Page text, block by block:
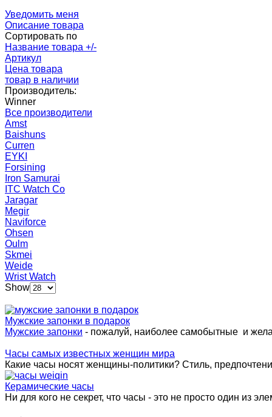
Уведомить меня
Описание товара
Сортировать по
Название товара +/-
Артикул
Цена товара
товар в наличии
Производитель:
Winner
Все производители
Amst
Baishuns
Curren
EYKI
Forsining
Iron Samurai
ITC Watch Co
Jaragar
Megir
Naviforce
Ohsen
Oulm
Skmei
Weide
Wrist Watch
Show
Мужские запонки в подарок
Мужские запонки - пожалуй, наиболее самобытные и
Часы самых известных женщин мира
Какие часы носят женщины-политики? Стиль,
Керамические часы
Ни для кого не секрет, что часы - это не просто один из